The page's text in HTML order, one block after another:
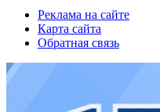
Реклама на сайте
Карта сайта
Обратная связь